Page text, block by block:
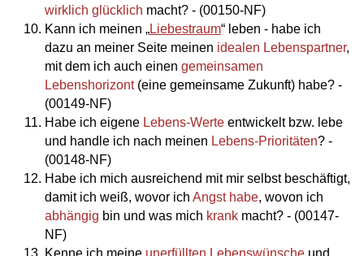
wirklich glücklich macht? - (00150-NF)
Kann ich meinen „Liebestraum“ leben - habe ich
dazu an meiner Seite meinen idealen Lebenspartner,
mit dem ich auch einen gemeinsamen
Lebenshorizont(eine gemeinsame Zukunft) habe? -
(00149-NF)
Habe ich eigene Lebens-Werte entwickelt bzw. lebe
und handle ich nach meinen Lebens-Prioritäten? -
(00148-NF)
Habe ich mich ausreichend mit mir selbst beschäftigt,
damit ich weiß, wovor ich Angst habe, wovon ich
abhängig bin und was mich krank macht? - (00147-
NF)